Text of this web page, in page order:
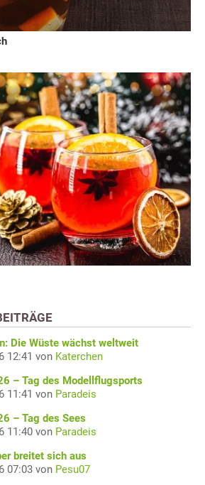
Die Wüste wächst weltweit
12:41 von Katerchen
– Tag des Modellflugsports
11:41 von Paradeis
– Tag des Sees
11:40 von Paradeis
breitet sich aus
07:03 von Pesu07